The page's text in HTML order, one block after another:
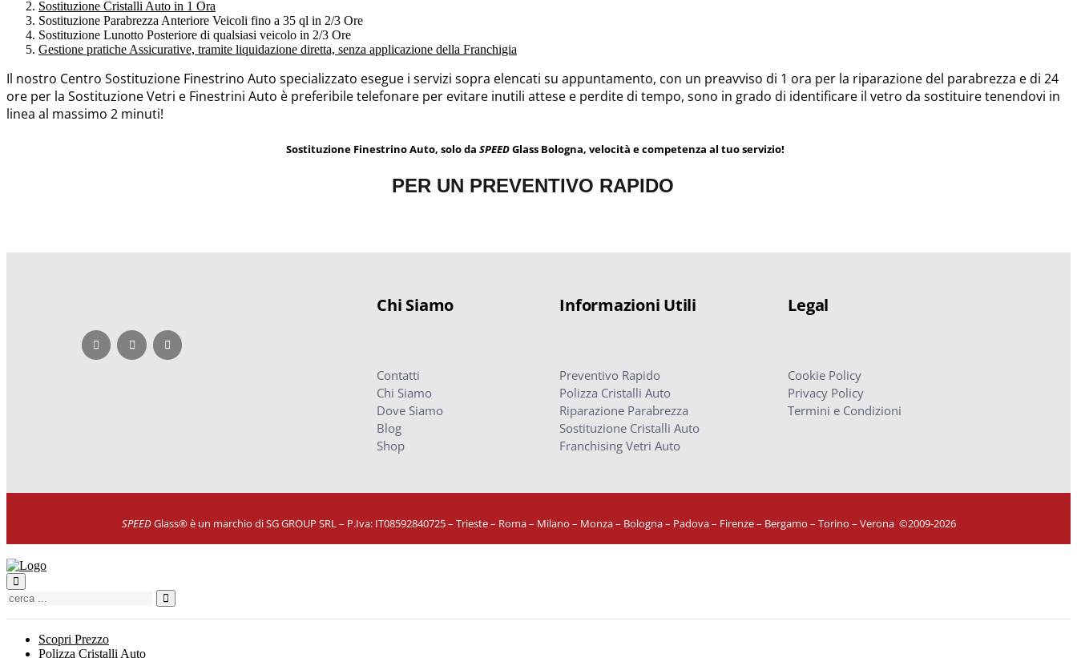
Sostituzione Cristalli Auto in 1 Ora
Sostituzione Parabrezza Anteriore Veicoli fino a 35 ql in 2/3 Ore
Sostituzione Lunotto Posteriore di qualsiasi veicolo in 2/3 Ore
Gestione pratiche Assicurative, tramite liquidazione diretta, senza applicazione della Franchigia
Il nostro Centro Sostituzione Finestrino Auto specializzato esegue i servizi sopra elencati su appuntamento, con un preavviso di 1 ora per la riparazione del parabrezza e di 24
ore per la Sostituzione Vetri e Finestrini Auto è preferibile telefonare per evitare inutili attese e perdite di tempo, sono in grado di identificare il vetro da sostituire tenendovi in
linea al massimo 2 minuti!
Sostituzione Finestrino Auto, solo da SPEEDGlass Bologna, velocità e competenza al tuo servizio!
PER UN PREVENTIVO RAPIDO
Chi Siamo
Contatti
Chi Siamo
Dove Siamo
Blog
Shop
Informazioni Utili
Preventivo Rapido
Polizza Cristalli Auto
Riparazione Parabrezza
Sostituzione Cristalli Auto
Franchising Vetri Auto
Legal
Cookie Policy
Privacy Policy
Termini e Condizioni
SPEEDGlass® è un marchio di SG GROUP SRL – P.Iva: IT08592840725– Trieste – Roma – Milano – Monza – Bologna – Padova – Firenze – Bergamo – Torino – Verona ©2009-2026
Cerca
Scopri Prezzo
Polizza Cristalli Auto